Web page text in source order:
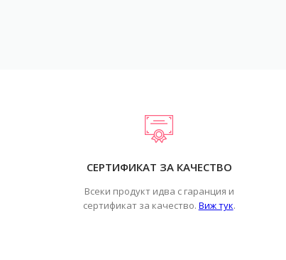
СЕРТИФИКАТ ЗА КАЧЕСТВО
Всеки продукт идва с гаранция и
сертификат за качество. Виж тук.